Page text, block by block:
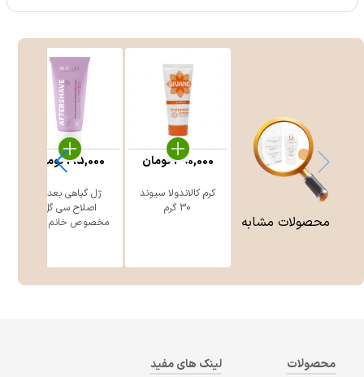
محصولات مشابه
کرم کالاندولا سیوند
30 گرم
390,000تومان
ژل گیاهی بعد از
اصلاح سی گل
مخصوص خانم ه ...
215,000تومان
محصولات لینک های مفید